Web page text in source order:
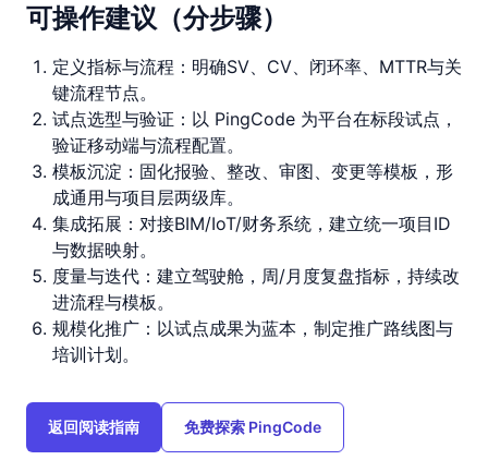
可操作建议（分步骤）
定义指标与流程：明确SV、CV、闭环率、MTTR与关
键流程节点。
试点选型与验证：以 PingCode 为平台在标段试点，
验证移动端与流程配置。
模板沉淀：固化报验、整改、审图、变更等模板，形
成通用与项目层两级库。
集成拓展：对接BIM/IoT/财务系统，建立统一项目ID
与数据映射。
度量与迭代：建立驾驶舱，周/月度复盘指标，持续改
进流程与模板。
规模化推广：以试点成果为蓝本，制定推广路线图与
培训计划。
返回阅读指南 免费探索 PingCode